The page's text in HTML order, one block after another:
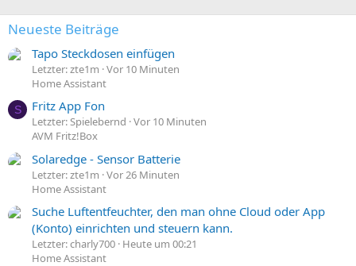
Neueste Beiträge
Tapo Steckdosen einfügen
Letzter: zte1m Vor 10 Minuten
Home Assistant
S Fritz App Fon
Letzter: Spielebernd Vor 10 Minuten
AVM Fritz!Box
Solaredge - Sensor Batterie
Letzter: zte1m Vor 26 Minuten
Home Assistant
Suche Luftentfeuchter, den man ohne Cloud oder App
(Konto) einrichten und steuern kann.
Letzter: charly700 Heute um 00:21
Home Assistant